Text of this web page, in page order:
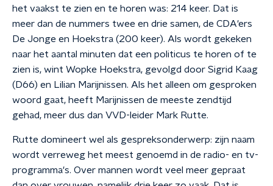
het vaakst te zien en te horen was: 214 keer. Dat is
meer dan de nummers twee en drie samen, de CDA'ers
De Jonge en Hoekstra (200 keer). Als wordt gekeken
naar het aantal minuten dat een politicus te horen of te
zien is, wint Wopke Hoekstra, gevolgd door Sigrid Kaag
(D66) en Lilian Marijnissen. Als het alleen om gesproken
woord gaat, heeft Marijnissen de meeste zendtijd
gehad, meer dus dan VVD-leider Mark Rutte.
Rutte domineert wel als gespreksonderwerp: zijn naam
wordt verreweg het meest genoemd in de radio- en tv-
programma's. Over mannen wordt veel meer gepraat